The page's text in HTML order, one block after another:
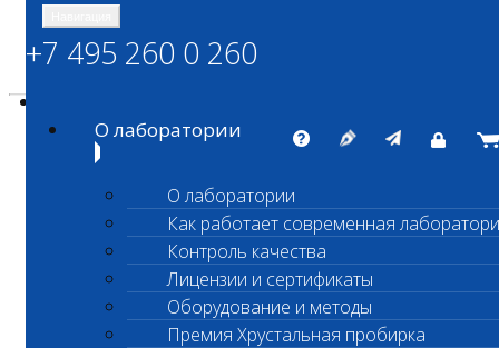
ШАНС БИО
Независимая ветеринарная лаборатория
+7 495 260 0 260
О лаборатории
О лаборатории
Как работает современная
Контроль качества
Лицензии и сертификаты
Оборудование и методы
Премия Хрустальная пробирка